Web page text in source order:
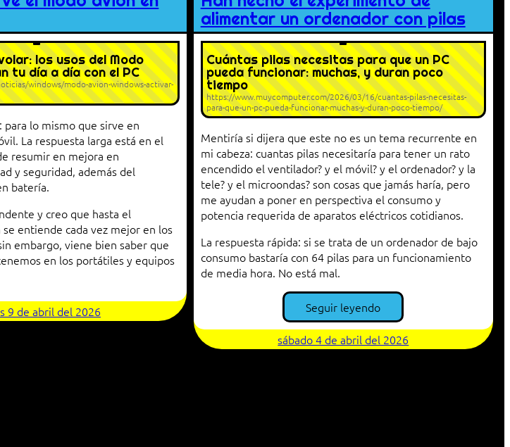
los usos del Modo
tu día a día con el PC
windows/modo-avion-windows-activar-
para lo mismo que sirve en
La respuesta larga está en el
resumir en mejora en
y seguridad, además del
batería.
y creo que hasta el
entiende cada vez mejor en los
embargo, viene bien saber que
en los portátiles y equipos
9 de abril del 2026
alimentar un ordenador con pilas
Cuántas pilas necesitas para que un PC
pueda funcionar: muchas, y duran poco
tiempo
https://www.muycomputer.com/2026/03/16/cuantas-pilas-necesitas-
para-que-un-pc-pueda-funcionar-muchas-y-duran-poco-tiempo/
Mentiría si dijera que este no es un tema recurrente en
mi cabeza: cuantas pilas necesitaría para tener un rato
encendido el ventilador? y el móvil? y el ordenador? y la
tele? y el microondas? son cosas que jamás haría, pero
me ayudan a poner en perspectiva el consumo y
potencia requerida de aparatos eléctricos cotidianos.
La respuesta rápida: si se trata de un ordenador de bajo
consumo bastaría con 64 pilas para un funcionamiento
de media hora. No está mal.
Seguir leyendo
sábado 4 de abril del 2026